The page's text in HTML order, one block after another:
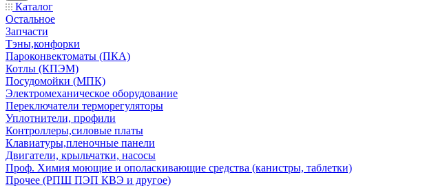
Каталог
Остальное
Запчасти
Тэны,конфорки
Пароконвектоматы (ПКА)
Котлы (КПЭМ)
Посудомойки (МПК)
Электромеханическое оборудование
Переключатели терморегуляторы
Уплотнители, профили
Контроллеры,силовые платы
Клавиатуры,пленочные панели
Двигатели, крыльчатки, насосы
Проф. Химия моющие и ополаскивающие средства (канистры, таблетки)
Прочее (РПШ ПЭП КВЭ и другое)